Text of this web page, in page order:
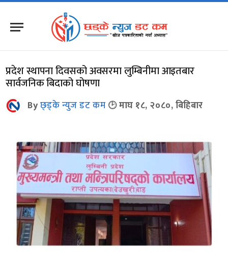
प्रदेश स्थापना दिवसको अवसरमा लुम्बिनीमा आइतबार
सार्वजनिक बिदाको घोषणा
Byछ्ड्के न्युज डट कम माघ १८, २०८०, बिहिबार